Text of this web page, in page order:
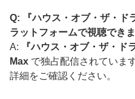
Q: 『ハウス・オブ・ザ・ド
ラットフォームで視聴でき
A:
『ハウス・オブ・ザ・ド
Max で独占配信されていま
詳細をご確認ください。